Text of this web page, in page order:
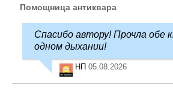
Помощница антиквара
Спасибо автору! Прочла обе
одном дыхании!
НП 05.08.2026